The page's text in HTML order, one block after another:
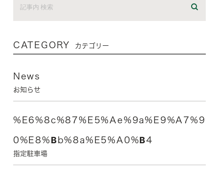
CATEGORY カテゴリー
News
お知らせ
%e6%8c%87%e5%ae%9a%e9%a7%9
0%e8%bb%8a%e5%a0%b4
指定駐車場